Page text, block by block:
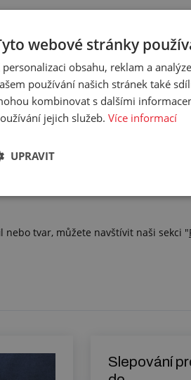
tvar, můžete navštívit naši sekci "
Slepování
webové stránky
personalizaci obsahu, reklam a
používání našich stránek také
kombinovat s dalšími
jejich služeb. Více informací
UPRAVIT